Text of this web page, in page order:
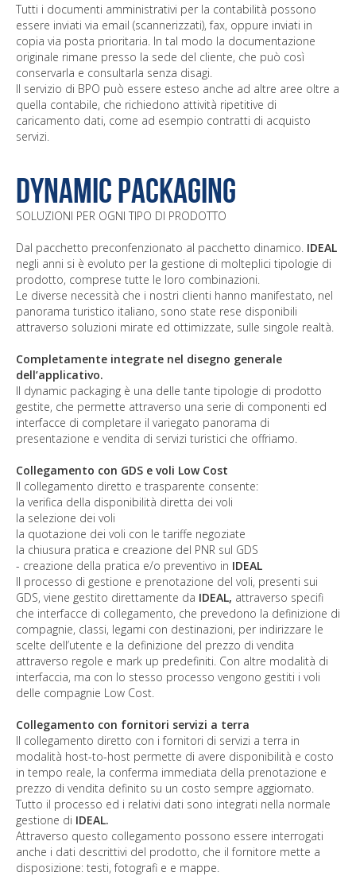
Tutti i documenti amministrativi per la contabilità possono
essere inviati via email (scannerizzati), fax, oppure inviati in
copia via posta prioritaria. In tal modo la documentazione
originale rimane presso la sede del cliente, che può così
conservarla e consultarla senza disagi.
Il servizio di BPO può essere esteso anche ad altre aree oltre a
quella contabile, che richiedono attività ripetitive di
caricamento dati, come ad esempio contratti di acquisto
servizi.
Dynamic Packaging
SOLUZIONI PER OGNI TIPO DI PRODOTTO
Dal pacchetto preconfenzionato al pacchetto dinamico. IDEAL
negli anni si è evoluto per la gestione di molteplici tipologie di
prodotto, comprese tutte le loro combinazioni.
Le diverse necessità che i nostri clienti hanno manifestato, nel
panorama turistico italiano, sono state rese disponibili
attraverso soluzioni mirate ed ottimizzate, sulle singole realtà.
Completamente integrate nel disegno generale
dell’applicativo.
Il dynamic packaging è una delle tante tipologie di prodotto
gestite, che permette attraverso una serie di componenti ed
interfacce di completare il variegato panorama di
presentazione e vendita di servizi turistici che offriamo.
Collegamento con GDS e voli Low Cost
Il collegamento diretto e trasparente consente:
la verifica della disponibilità diretta dei voli
la selezione dei voli
la quotazione dei voli con le tariffe negoziate
la chiusura pratica e creazione del PNR sul GDS
- creazione della pratica e/o preventivo in IDEAL
Il processo di gestione e prenotazione del voli, presenti sui
GDS, viene gestito direttamente da IDEAL, attraverso specifi
che interfacce di collegamento, che prevedono la definizione di
compagnie, classi, legami con destinazioni, per indirizzare le
scelte dell’utente e la definizione del prezzo di vendita
attraverso regole e mark up predefiniti. Con altre modalità di
interfaccia, ma con lo stesso processo vengono gestiti i voli
delle compagnie Low Cost.
Collegamento con fornitori servizi a terra
Il collegamento diretto con i fornitori di servizi a terra in
modalità host-to-host permette di avere disponibilità e costo
in tempo reale, la conferma immediata della prenotazione e
prezzo di vendita definito su un costo sempre aggiornato.
Tutto il processo ed i relativi dati sono integrati nella normale
gestione di IDEAL.
Attraverso questo collegamento possono essere interrogati
anche i dati descrittivi del prodotto, che il fornitore mette a
disposizione: testi, fotografi e e mappe.